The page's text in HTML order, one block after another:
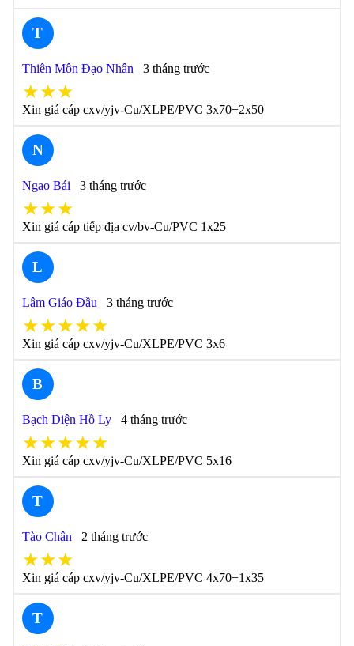
T
Thiên Môn Đạo Nhân 3 tháng trước
★★★
Xin giá cáp cxv/yjv-Cu/XLPE/PVC 3x70+2x50
N
Ngao Bái 3 tháng trước
★★★
Xin giá cáp tiếp địa cv/bv-Cu/PVC 1x25
L
Lâm Giáo Đầu 3 tháng trước
★★★★★
Xin giá cáp cxv/yjv-Cu/XLPE/PVC 3x6
B
Bạch Diện Hồ Ly 4 tháng trước
★★★★★
Xin giá cáp cxv/yjv-Cu/XLPE/PVC 5x16
T
Tào Chân 2 tháng trước
★★★
Xin giá cáp cxv/yjv-Cu/XLPE/PVC 4x70+1x35
T